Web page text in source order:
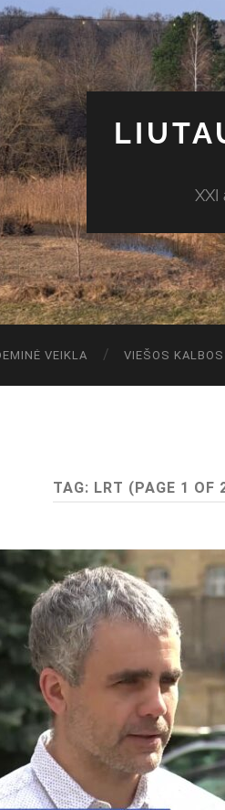
VEIKLA VIEŠOS KALBOS
TAG: LRT (PAGE 1 OF